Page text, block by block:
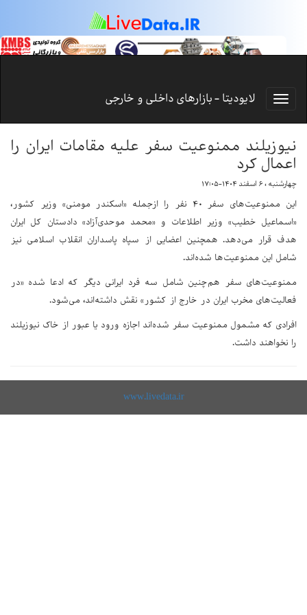
لایودیتا - بازارهای داخلی و خارجی
نیوزیلند ممنوعیت سفر علیه مقامات ایران را
اعمال کرد
چهارشنبه ، ۶ اسفند ۱۴۰۴-۱۷:۰۵
این ممنوعیت‌های سفر ۴۰ نفر را ازجمله «اسکندر مومنی» وزیر کشور،
«اسماعیل خطیب» وزیر اطلاعات و «محمد موحدی‌آزاد» دادستان کل ایران
هدف قرار می‌دهد. همچنین اعضایی از سپاه پاسداران انقلاب اسلامی نیز
شامل این ممنوعیت‌ها شده‌اند.
ممنوعیت‌های سفر هم‌چنین شامل سه فرد ایرانی دیگر که ادعا شده «در
فعالیت‌های مخرب ایران در خارج از کشور» نقش داشته‌اند، می‌شود.
افرادی که مشمول ممنوعیت سفر شده‌اند اجازه ورود یا عبور از خاک نیوزیلند
را نخواهند داشت.
www.livedata.ir